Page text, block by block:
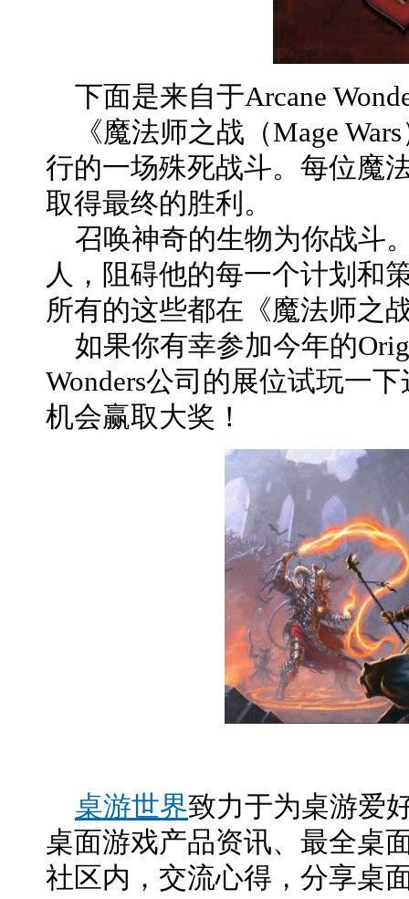
下面是来自于Arcane
《魔法师之战（Mage
行的一场殊死战斗。每位魔
取得最终的胜利。
召唤神奇的生物为你战斗
人，阻碍他的每一个计划和
所有的这些都在《魔法师之
如果你有幸参加今年的
Wonders公司的展位试玩一
机会赢取大奖！
桌游世界致力于为桌游爱
桌面游戏产品资讯、最全桌
社区内，交流心得，分享桌